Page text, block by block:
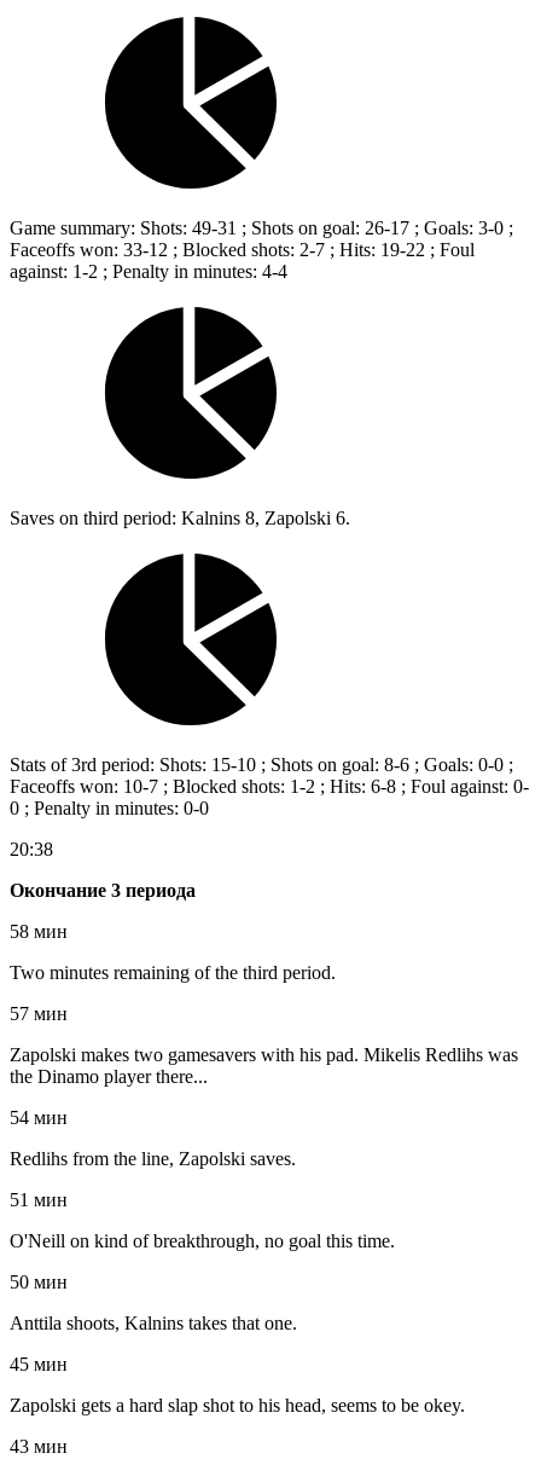
Game summary: Shots: 49-31 ; Shots on goal: 26-17 ; Goals: 3-0 ;
Faceoffs won: 33-12 ; Blocked shots: 2-7 ; Hits: 19-22 ; Foul
against: 1-2 ; Penalty in minutes: 4-4
Saves on third period: Kalnins 8, Zapolski 6.
Stats of 3rd period: Shots: 15-10 ; Shots on goal: 8-6 ; Goals: 0-0 ;
Faceoffs won: 10-7 ; Blocked shots: 1-2 ; Hits: 6-8 ; Foul against: 0-
0 ; Penalty in minutes: 0-0
20:38
Окончание 3 периода
58 мин
Two minutes remaining of the third period.
57 мин
Zapolski makes two gamesavers with his pad. Mikelis Redlihs was
the Dinamo player there...
54 мин
Redlihs from the line, Zapolski saves.
51 мин
O'Neill on kind of breakthrough, no goal this time.
50 мин
Anttila shoots, Kalnins takes that one.
45 мин
Zapolski gets a hard slap shot to his head, seems to be okey.
43 мин